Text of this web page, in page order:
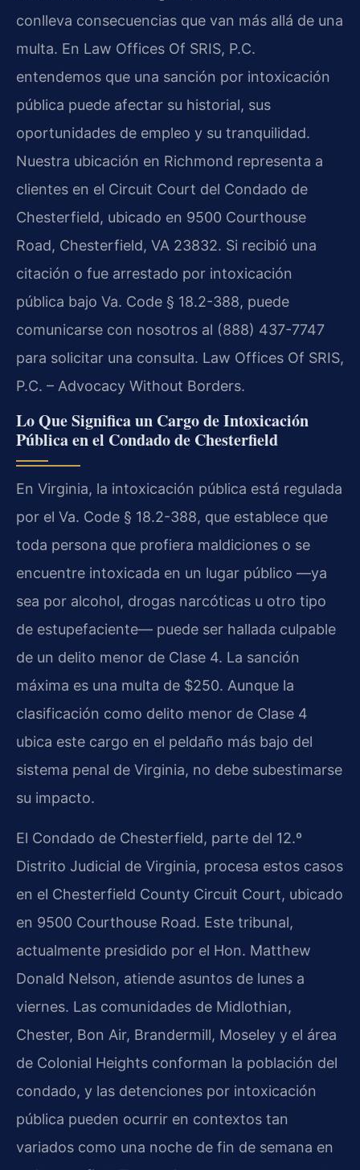
conlleva consecuencias que van más allá de una
multa. En Law Offices Of SRIS, P.C.
entendemos que una sanción por intoxicación
pública puede afectar su historial, sus
oportunidades de empleo y su tranquilidad.
Nuestra ubicación en Richmond representa a
clientes en el Circuit Court del Condado de
Chesterfield, ubicado en 9500 Courthouse
Road, Chesterfield, VA 23832. Si recibió una
citación o fue arrestado por intoxicación
pública bajo Va. Code § 18.2-388, puede
comunicarse con nosotros al (888) 437-7747
para solicitar una consulta. Law Offices Of SRIS,
P.C. – Advocacy Without Borders.
Lo Que Significa un Cargo de Intoxicación
Pública en el Condado de Chesterfield
En Virginia, la intoxicación pública está regulada
por el Va. Code § 18.2-388, que establece que
toda persona que profiera maldiciones o se
encuentre intoxicada en un lugar público —ya
sea por alcohol, drogas narcóticas u otro tipo
de estupefaciente— puede ser hallada culpable
de un delito menor de Clase 4. La sanción
máxima es una multa de $250. Aunque la
clasificación como delito menor de Clase 4
ubica este cargo en el peldaño más bajo del
sistema penal de Virginia, no debe subestimarse
su impacto.
El Condado de Chesterfield, parte del 12.º
Distrito Judicial de Virginia, procesa estos casos
en el Chesterfield County Circuit Court, ubicado
en 9500 Courthouse Road. Este tribunal,
actualmente presidido por el Hon. Matthew
Donald Nelson, atiende asuntos de lunes a
viernes. Las comunidades de Midlothian,
Chester, Bon Air, Brandermill, Moseley y el área
de Colonial Heights conforman la población del
condado, y las detenciones por intoxicación
pública pueden ocurrir en contextos tan
variados como una noche de fin de semana en